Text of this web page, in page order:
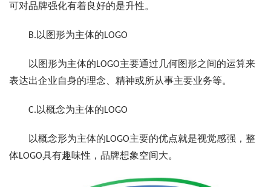
可对品牌强化有着良好的是升性。
B.以图形为主体的LOGO
以图形为主体的LOGO主要通过几何图形之间的运算来
表达出企业自身的理念、精神或所从事主要业务等。
C.以概念为主体的LOGO
以概念形为主体的LOGO主要的优点就是视觉感强，整
体LOGO具有趣味性，品牌想象空间大。